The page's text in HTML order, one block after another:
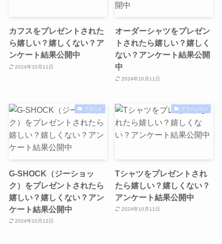
カフスをプレゼントされた
ら嬉しい？嬉しくない？ア
ンケート結果公開中
2024年10月11日
オーダーシャツをプレゼン
トされたら嬉しい？嬉しく
ない？アンケート結果公開
中
2024年10月11日
ブランド
G-SHOCK（ジーショッ
ク）をプレゼントされたら
嬉しい？嬉しくない？アン
ケート結果公開中
2024年10月12日
ファッション
Tシャツをプレゼントされ
たら嬉しい？嬉しくない？
アンケート結果公開中
2024年10月11日